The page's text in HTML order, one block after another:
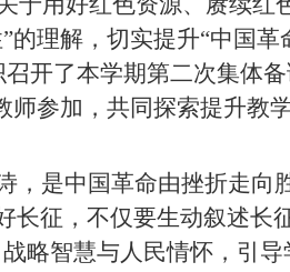
理解，切实提升“中国革
开了本学期第二次集体
师参加 ，共同探索提升教
，是中国革命由挫折走向
长征 ， 不仅要生动叙述长
略智慧与人民情怀，引